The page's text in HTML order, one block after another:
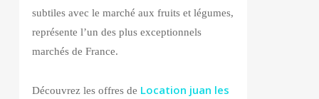
subtiles avec le marché aux fruits et légumes,
représente l’un des plus exceptionnels
marchés de France.
Découvrez les offres de Location juan les